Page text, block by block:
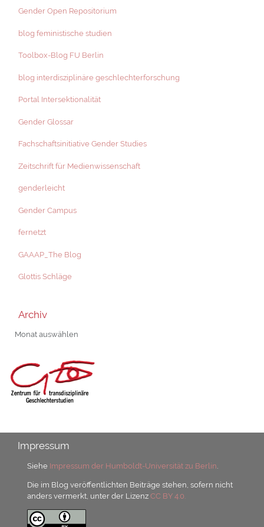
Gender Open Repositorium
blog feministische studien
Toolbox-Blog FU Berlin
blog interdisziplinäre geschlechterforschung
Portal Intersektionalität
Gender Glossar
Fachschaftsinitiative Gender Studies
Zeitschrift für Medienwissenschaft
genderleicht
Gender Campus
fernetzt
GAAAP_The Blog
Glottis Schläge
Archiv
Archiv
Impressum
Siehe Impressum der Humboldt-Universität zu Berlin
Die im Blog veröffentlichten Beiträge stehen, sofern nicht
anders vermerkt, unter der LizenzCC BY 4.0.